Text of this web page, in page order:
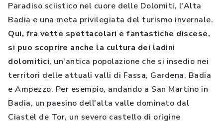
Paradiso sciistico nel cuore delle Dolomiti, l'Alta
Badia e una meta privilegiata del turismo invernale.
Qui, fra vette spettacolari e fantastiche discese,
si puo scoprire anche la cultura dei ladini
dolomitici, un'antica popolazione che si insedio nei
territori delle attuali valli di Fassa, Gardena, Badia
e Ampezzo. Per esempio, andando a San Martino in
Badia, un paesino dell'alta valle dominato dal
Ciastel de Tor, un severo castello di origine